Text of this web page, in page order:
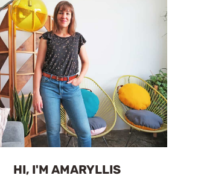
HI, I'M AMARYLLIS